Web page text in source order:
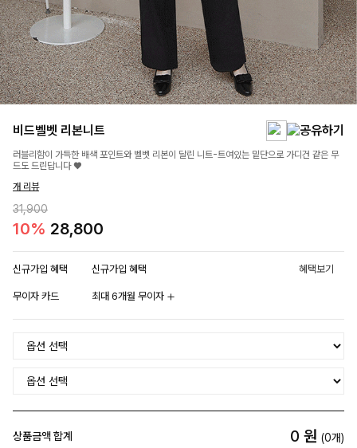
비드벨벳 리본니트
러블리함이 가득한 배색 포인트와 벨벳 리본이 달린 니트-트여있는 밑단으로 가디건 같은 무
드도 드린답니다 ♥
개 리뷰
31,900
10% 28,800
신규가입 혜택 신규가입 혜택 혜택보기
무이자 카드 최대 6개월 무이자
상품금액 합계 0 원 (0개)